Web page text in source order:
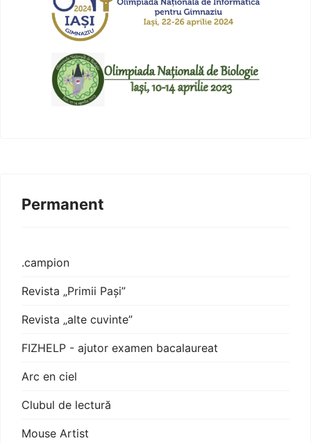
Permanent
.campion
Revista „Primii Pași”
Revista „alte cuvinte”
FIZHELP - ajutor examen bacalaureat
Arc en ciel
Clubul de lectură
Mouse Artist